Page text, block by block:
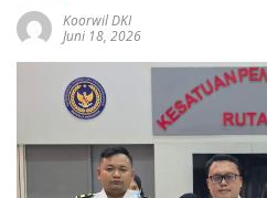
Koorwil DKI
Juni 18, 2026